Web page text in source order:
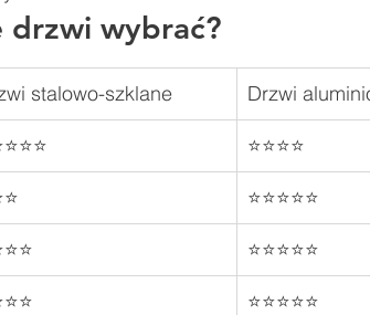
drzwi wybrać?
stalowo-szklane Drzwi
⭐⭐⭐⭐
⭐⭐⭐⭐⭐
⭐⭐⭐⭐⭐
⭐⭐⭐⭐⭐